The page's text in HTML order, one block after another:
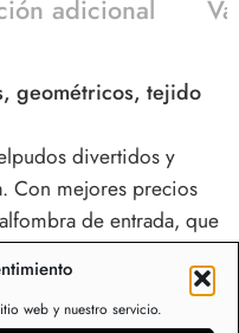
web y nuestro servicio.
adicional
geométricos, tejido
divertidos y
Con mejores precios
de entrada, que
de las entradas y los
ganan protagonismo